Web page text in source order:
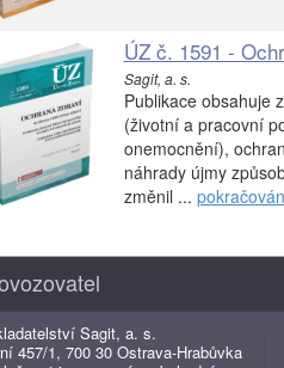
ÚZ č. 1591 -
Sagit, a. s.
Publikace obsahuje
(životní a pracovní
onemocnění),
náhrady újmy
změnil ...
Sagit, a. s.
457/1, 700 30 Ostrava-Hrabůvka